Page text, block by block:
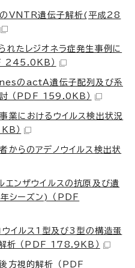
のVNTR遺伝子解析(平成28
れたレジオネラ症発生事例に
245.0KB）
のactA遺伝子配列及び系
（PDF 159.0KB）
業におけるウイルス検出状況
）
からのアデノウイルス検出状
エンザウイルスの抗原及び遺
ーズン) （PDF
ウイルス1型及び3型の構造蛋
析 （PDF 178.9KB）
方視的解析 （PDF